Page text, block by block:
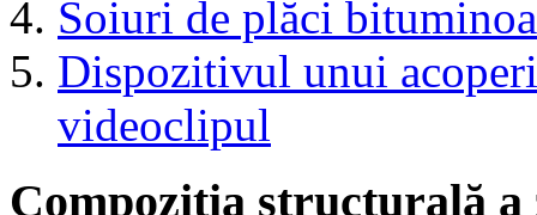
Soiuri de plăci
Dispozitivul unui
videoclipul
Compoziția structurală a